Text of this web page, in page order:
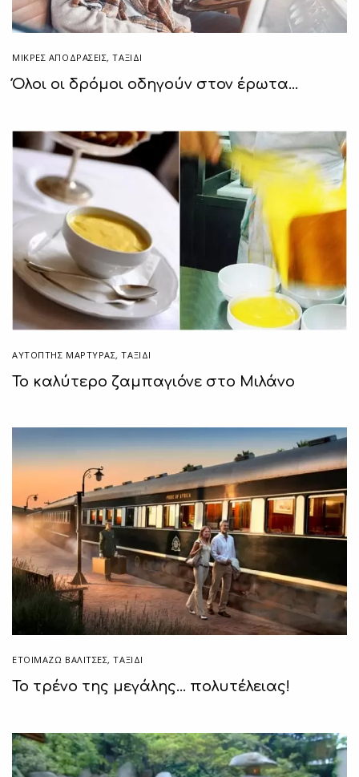
ΜΙΚΡΈΣ ΑΠΟΔΡΆΣΕΙΣ,ΤΑΞΙΔΙ
Όλοι οι δρόμοι οδηγούν στον έρωτα…
ΑΥΤΌΠΤΗΣ ΜΆΡΤΥΡΑΣ,ΤΑΞΙΔΙ
To καλύτερο ζαμπαγιόνε στο Μιλάνο
ΕΤΟΙΜΆΖΩ ΒΑΛΊΤΣΕΣ,ΤΑΞΙΔΙ
Το τρένο της μεγάλης… πολυτέλειας!